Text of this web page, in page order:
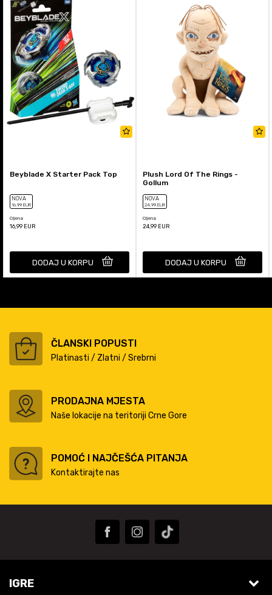
Beyblade X Starter Pack Top
NOVA
16,99 EUR
Cijena
16,99 EUR
DODAJ U KORPU
Plush Lord Of The Rings -
Gollum
NOVA
24,99 EUR
Cijena
24,99 EUR
DODAJ U KORPU
ČLANSKI POPUSTI
Platinasti / Zlatni / Srebrni
PRODAJNA MJESTA
Naše lokacije na teritoriji Crne Gore
POMOĆ I NAJČEŠĆA PITANJA
Kontaktirajte nas
IGRE